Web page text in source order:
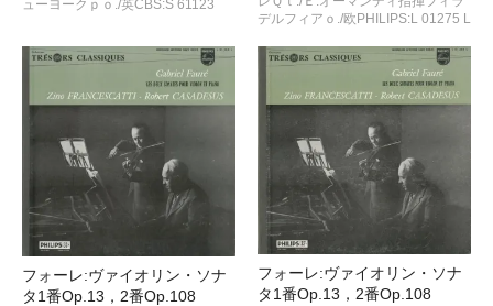
ューヨークｐｏ./英CBS:S 61123
デルフィアｏ./欧PHILIPS:L 01275 L
フォーレ:ヴァイオリン・ソナ
タ1番Op.13，2番Op.108
フォーレ:ヴァイオリン・ソナ
タ1番Op.13，2番Op.108